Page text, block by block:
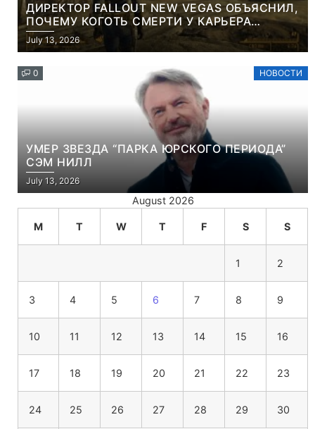
ДИРЕКТОР FALLOUT NEW VEGAS ОБЪЯСНИЛ,
ПОЧЕМУ КОГОТЬ СМЕРТИ У КАРЬЕРА
НАМЕРЕННО СНОСИТ ВАМ ГОЛОВУ
July 13, 2026
0 НОВОСТИ
УМЕР ЗВЕЗДА “ПАРКА ЮРСКОГО ПЕРИОДА”
СЭМ НИЛЛ
July 13, 2026
August 2026
M T W T F S S
1 2
3 4 5 6 7 8 9
10 11 12 13 14 15 16
17 18 19 20 21 22 23
24 25 26 27 28 29 30